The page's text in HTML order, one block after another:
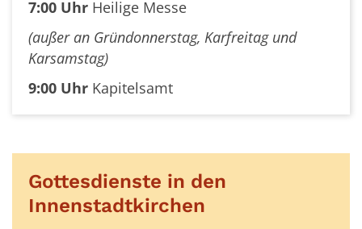
7:00 Uhr Heilige Messe
(außer an Gründonnerstag, Karfreitag und
Karsamstag)
9:00 Uhr Kapitelsamt
Gottesdienste in den
Innenstadtkirchen